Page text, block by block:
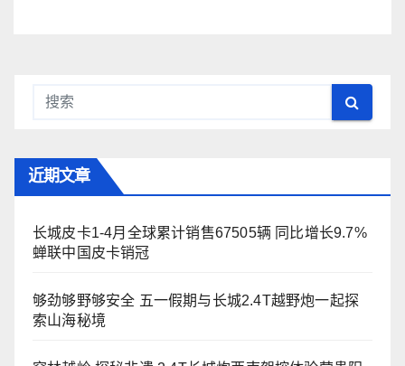
近期文章
长城皮卡1-4月全球累计销售67505辆 同比增长9.7%
蝉联中国皮卡销冠
够劲够野够安全 五一假期与长城2.4T越野炮一起探
索山海秘境